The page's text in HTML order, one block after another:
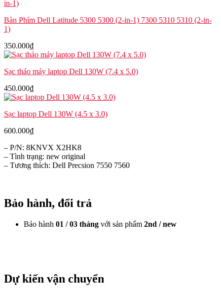
Bàn Phím Dell Latitude 5300 5300 (2-in-1) 7300 5310 5310 (2-in-
1)
350.000₫
Sạc tháo máy laptop Dell 130W (7.4 x 5.0)
450.000₫
Sạc laptop Dell 130W (4.5 x 3.0)
600.000₫
– P/N: 8KNVX X2HK8
– Tình trạng: new original
– Tương thích: Dell Precsion 7550 7560
Bảo hành, đổi trả
Bảo hành 01 / 03 tháng với sản phẩm 2nd / new
Dự kiến vận chuyển